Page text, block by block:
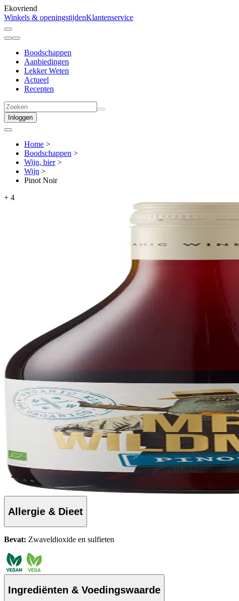
Ekovriend
Winkels & openingstijdenKlantenservice
Boodschappen
Aanbiedingen
Lekker Weten
Actueel
Recepten
Inloggen
Home >
Boodschappen >
Wijn, bier>
Wijn >
Pinot Noir
+ 4
Allergie & Dieet
Bevat: Zwaveldioxide en sulfieten
Ingrediënten & Voedingswaarde